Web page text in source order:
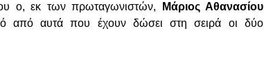
ο, εκ των πρωταγωνιστών,
Μάριος Αθανασίου
από αυτά που έχουν δώσει στη σειρά οι δύο